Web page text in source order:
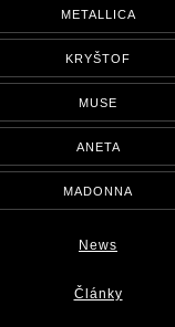
METALLICA
KRYŠTOF
MUSE
ANETA
MADONNA
News
Články